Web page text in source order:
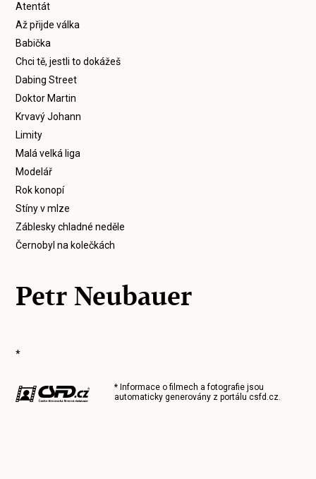
Atentát
Až přijde válka
Babička
Chci tě, jestli to dokážeš
Dabing Street
Doktor Martin
Krvavý Johann
Limity
Malá velká liga
Modelář
Rok konopí
Stíny v mlze
Záblesky chladné neděle
Černobyl na kolečkách
Petr Neubauer
*
* Informace o filmech a fotografie jsou
automaticky generovány z portálucsfd.cz.